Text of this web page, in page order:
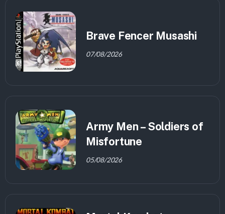
Brave Fencer Musashi
07/08/2026
Army Men – Soldiers of
Misfortune
05/08/2026